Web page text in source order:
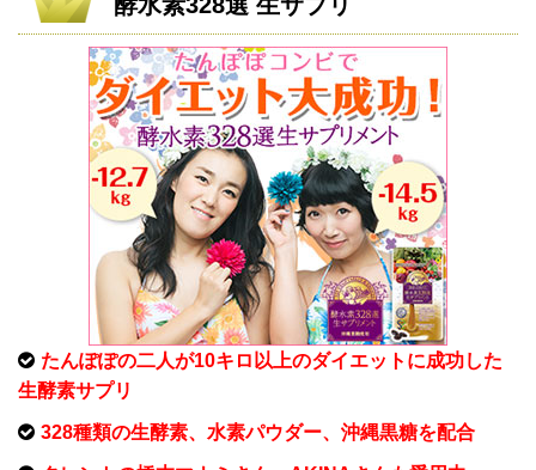
たんぽぽの二人が10キロ以上のダイエットに成功した
生酵素サプリ
328種類の生酵素、水素パウダー、沖縄黒糖を配合